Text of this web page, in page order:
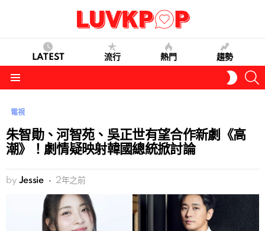
LATEST 流行 熱門 趨勢
SKIN
電視
朱智勛、河智苑、吳正世有望合作新劇《高
潮》！劇情疑映射韓國總統掀討論
by Jessie 2年之前